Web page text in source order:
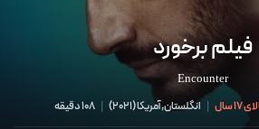
فیلم برخورد
Encounter
17 سال | انگلستان,آمریکا(
2021
)
|